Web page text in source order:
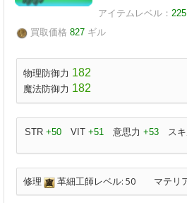
アイテムレベル：
買取価格 827 ギル
物理防御力 182
魔法防御力 182
STR +50 VIT +51 意思力 +53 スキ
修理 革細工師レベル: 50 マテリ